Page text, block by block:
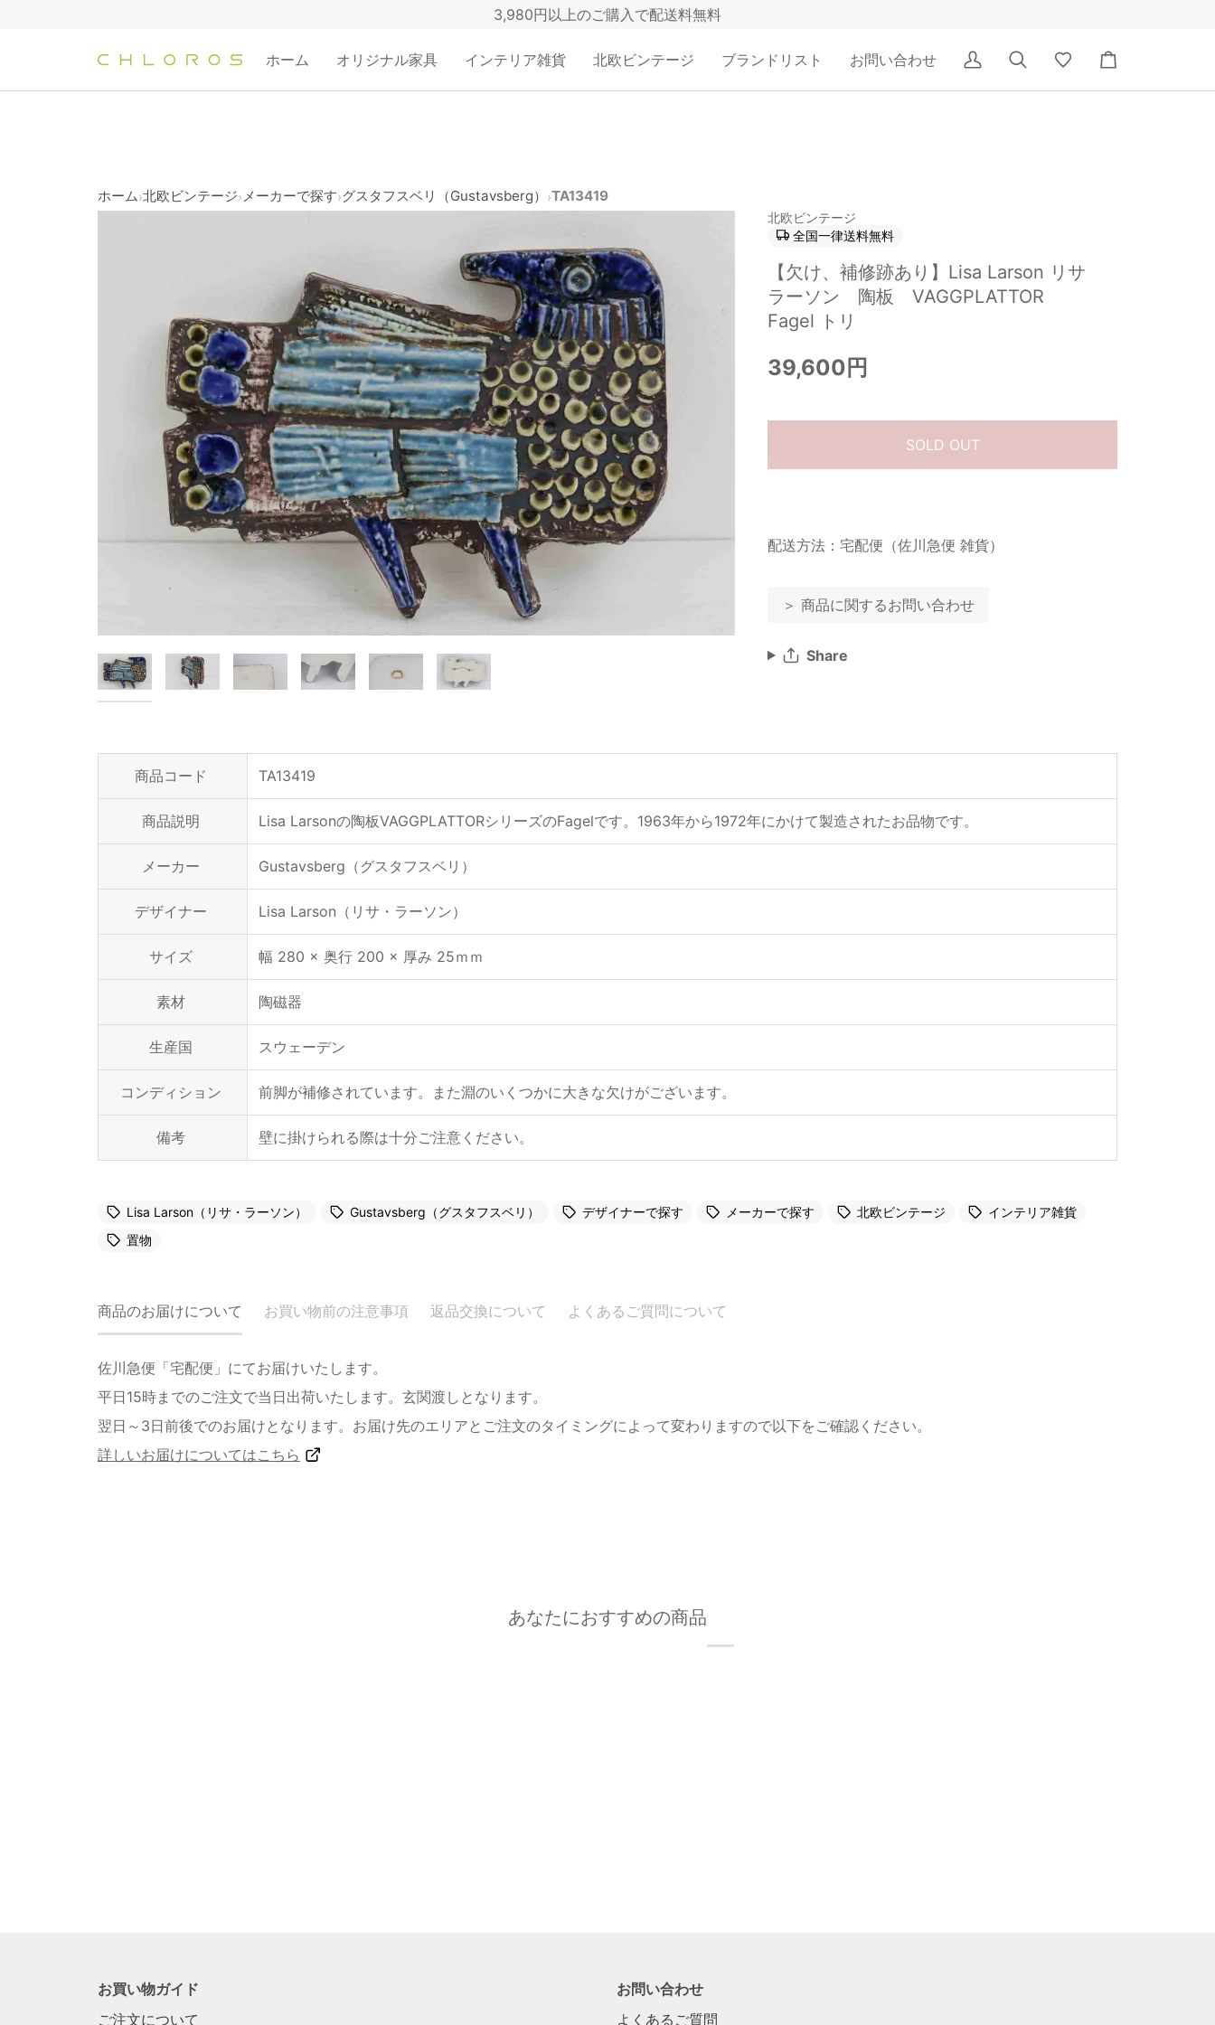
ツ
3,980円以上のご購入で配送料無料
ホーム オリジナル家具 インテリア雑貨 北欧ビンテージ ブランドリスト お問い合わせ
ア
カ
検
索
Wishlist
カ
ー
ホーム›北欧ビンテージ›メーカーで探す›グスタフスベリ（Gustavsberg） ›TA13419
北欧ビンテージ
全国一律送料無料
【欠け、補修跡あり】Lisa Larson リサ
ラーソン 陶板 VAGGPLATTOR
Fagel トリ
39,600円
SOLD OUT
配送方法：宅配便（佐川急便 雑貨）
＞ 商品に関するお問い合わせ
Share
商品コード TA13419
商品説明 Lisa Larsonの陶板VAGGPLATTORシリーズのFagelです。1963年から1972年にかけて製造されたお品物です。
メーカー Gustavsberg（グスタフスベリ）
デザイナー Lisa Larson（リサ・ラーソン）
サイズ 幅 280 × 奥行 200 × 厚み 25ｍｍ
素材 陶磁器
生産国 スウェーデン
コンディション 前脚が補修されています。また淵のいくつかに大きな欠けがございます。
備考 壁に掛けられる際は十分ご注意ください。
Lisa Larson（リサ・ラーソン） Gustavsberg（グスタフスベリ） デザイナーで探す メーカーで探す 北欧ビンテージ
インテリア雑貨
置物
商品のお届けについて お買い物前の注意事項 返品交換について よくあるご質問について
佐川急便「宅配便」にてお届けいたします。
平日15時までのご注文で当日出荷いたします。玄関渡しとなります。
翌日～3日前後でのお届けとなります。お届け先のエリアとご注文のタイミングによって変わりますので以下をご確認ください。
詳しいお届けについてはこちら
あなたにおすすめの商品
お買い物ガイド
ご注文について
お問い合わせ
よくあるご質問